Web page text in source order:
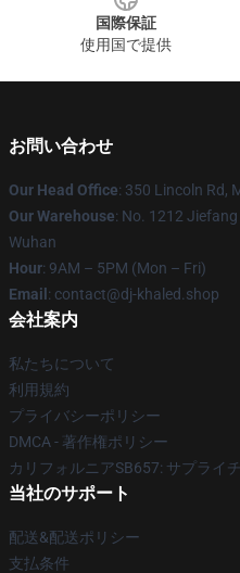
国際保証
使用国で提供
お問い合わせ
Our Head Office: 350 Lincoln Rd,
Our Warehouse: No. 1212
Wuhan
Hour: 9AM – 5PM (Mon – Fri)
Email : contact@dj-khaled.shop
会社案内
私たちについて
利用規約
プライバシーポリシー
DMCA - 著作権ポリシー
カリフォルニアSB657: サプライ
当社のサポート
配送&配送ポリシー
支払条件